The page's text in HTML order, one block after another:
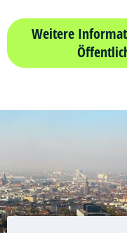
Weitere